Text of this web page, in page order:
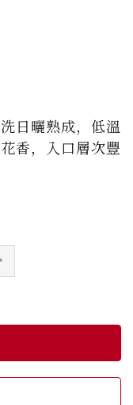
日曬熟成，低溫
香，入口層次豐